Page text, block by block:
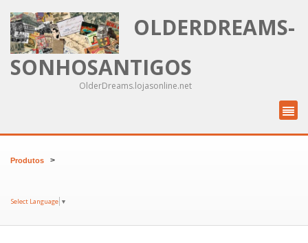
OLDERDREAMS-
SONHOSANTIGOS
OlderDreams.lojasonline.net
Produtos >
Select Language ▼